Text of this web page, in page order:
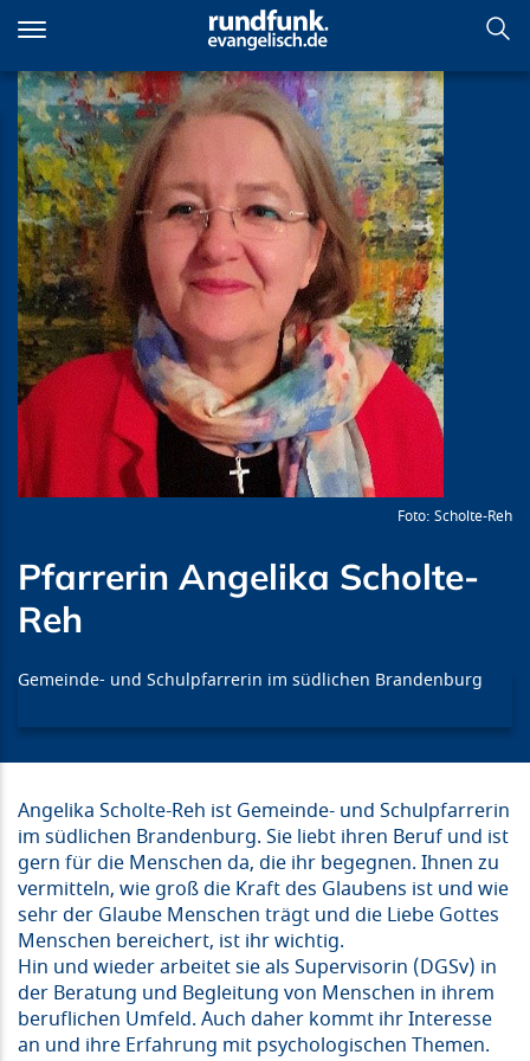
zum
Inhalt
Scholte-Reh
Pfarrerin Angelika Scholte-
Reh
Gemeinde- und Schulpfarrerin im südlichen Brandenburg
Angelika Scholte-Reh ist Gemeinde- und Schulpfarrerin
im südlichen Brandenburg. Sie liebt ihren Beruf und ist
gern für die Menschen da, die ihr begegnen. Ihnen zu
vermitteln, wie groß die Kraft des Glaubens ist und wie
sehr der Glaube Menschen trägt und die Liebe Gottes
Menschen bereichert, ist ihr wichtig.
Hin und wieder arbeitet sie als Supervisorin (DGSv) in
der Beratung und Begleitung von Menschen in ihrem
beruflichen Umfeld. Auch daher kommt ihr Interesse
an und ihre Erfahrung mit psychologischen Themen.